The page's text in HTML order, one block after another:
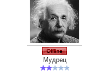
Мудрец